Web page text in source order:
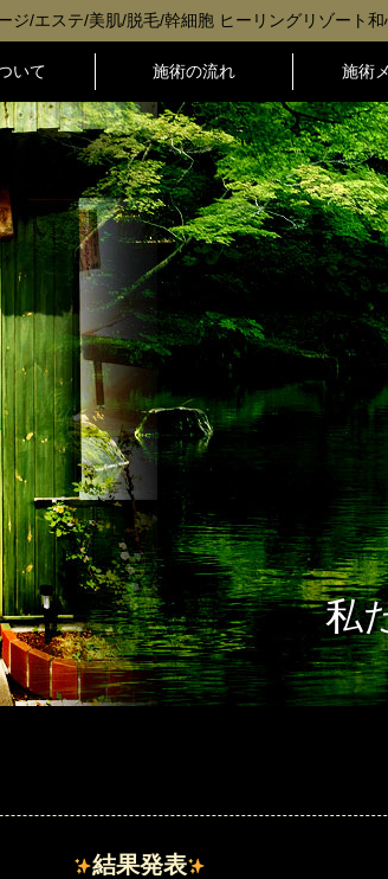
/エステ/美肌/脱毛/幹細胞 ヒーリングリゾート和
いて 施術の流れ 施術
私
結果発表